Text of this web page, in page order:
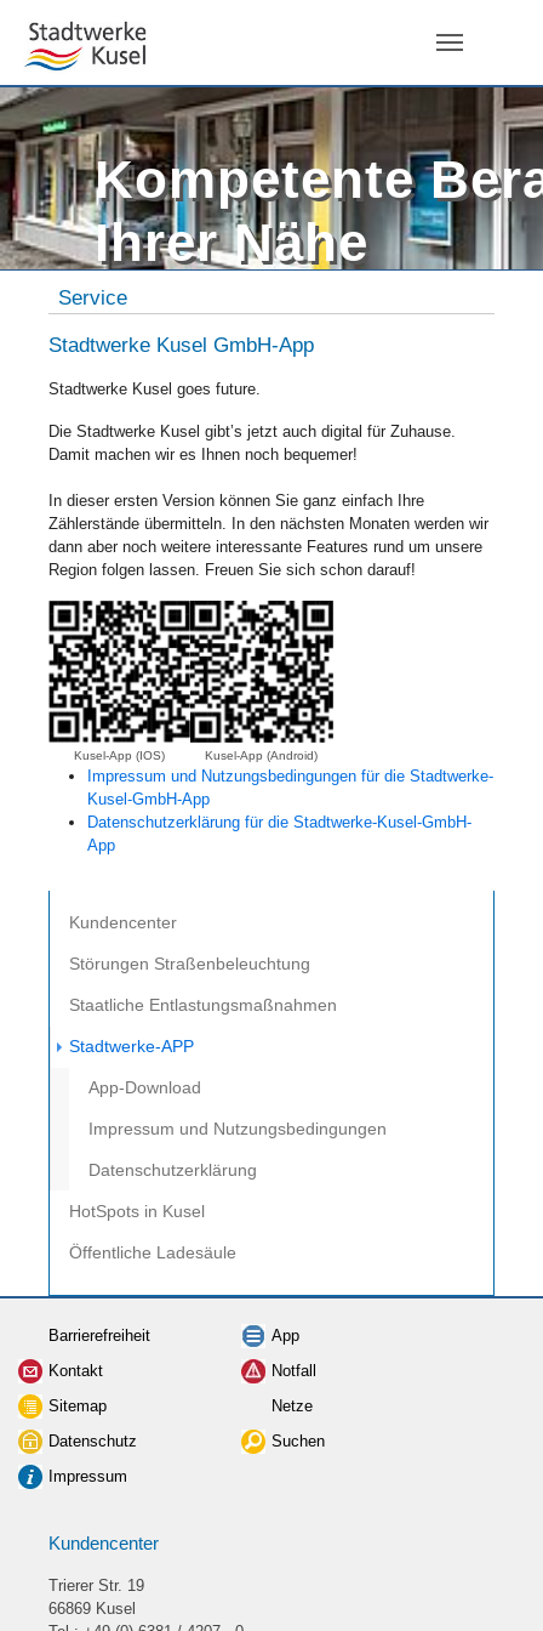
Kompetente
Ihrer Nähe
Service
Stadtwerke Kusel GmbH-App
Stadtwerke Kusel goes future.
Die Stadtwerke Kusel gibt’s jetzt auch digital für Zuhause.
Damit machen wir es Ihnen noch bequemer!
In dieser ersten Version können Sie ganz einfach Ihre
Zählerstände übermitteln. In den nächsten Monaten werden wir
dann aber noch weitere interessante Features rund um unsere
Region folgen lassen. Freuen Sie sich schon darauf!
Kusel-App (IOS) Kusel-App (Android)
Impressum und Nutzungsbedingungen für die Stadtwerke-
Kusel-GmbH-App
Datenschutzerklärung für die Stadtwerke-Kusel-GmbH-
App
Kundencenter
Störungen Straßenbeleuchtung
Staatliche Entlastungsmaßnahmen
Stadtwerke-APP(current)
App-Download
Impressum und Nutzungsbedingungen
Datenschutzerklärung
HotSpots in Kusel
Öffentliche Ladesäule
Barrierefreiheit
Kontakt
Sitemap
Datenschutz
Impressum
App
Notfall
Netze
Suchen
Kundencenter
Trierer Str. 19
66869 Kusel